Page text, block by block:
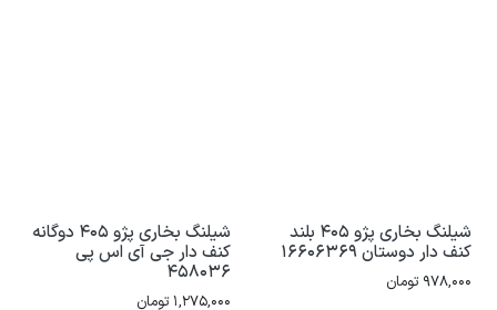
شیلنگ بخاری پژو 405 بلند
کنف دار دوستان 16606369
978,000 تومان
شیلنگ بخاری پژو 405 دوگانه
کنف دار جی آی اس پی
458036
1,275,000 تومان